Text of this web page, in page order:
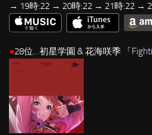
→ 19時:22 → 20時:22 → 21時:22 →
●28位…初星学園 & 花海咲季 「